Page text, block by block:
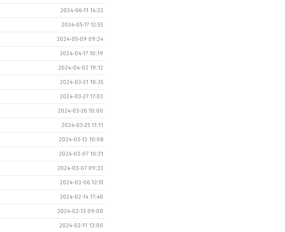
2024-06-11 14:33
2024-05-17 12:53
2024-05-09 09:24
2024-04-17 10:19
2024-04-02 19:12
2024-03-31 10:35
2024-03-27 17:03
2024-03-26 10:00
2024-03-25 11:11
2024-03-13 10:08
2024-03-07 10:31
2024-03-07 09:33
2024-03-06 12:51
2024-02-14 17:40
2024-02-13 09:00
2024-02-11 13:00